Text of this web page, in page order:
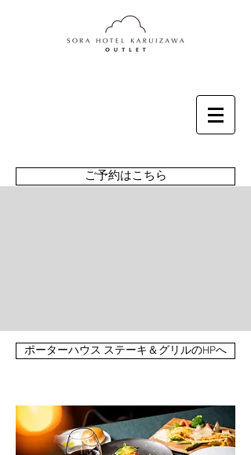
ご予約はこちら
ポーターハウス ステーキ＆グリルのHPへ